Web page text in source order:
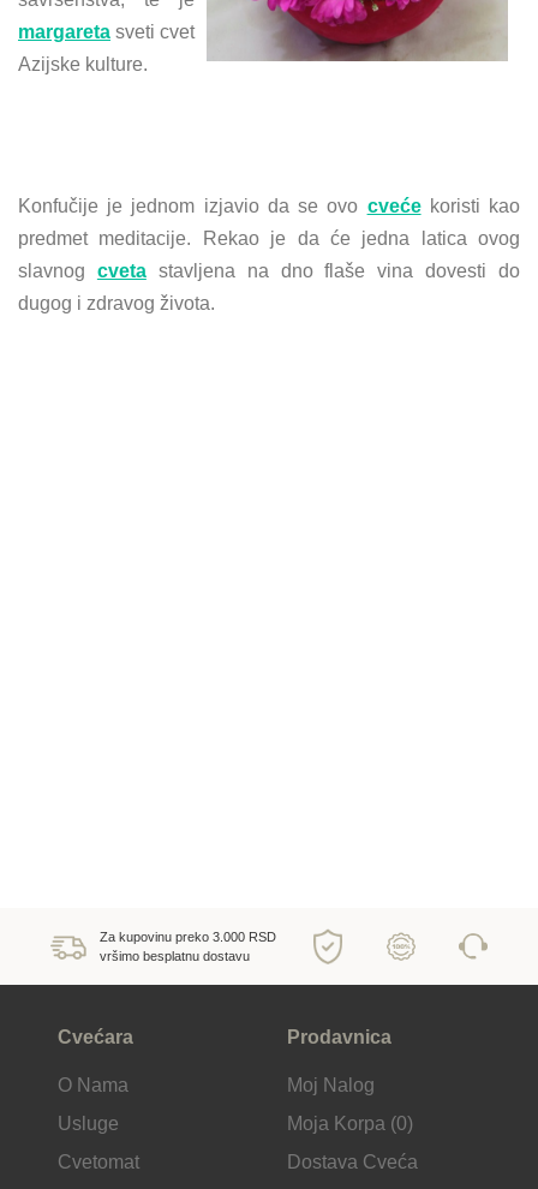
margareta sveti cvet
Azijske kulture.
Konfučije je jednom izjavio da se ovo cvećekoristi kao
predmet meditacije. Rekao je da će jedna latica ovog
slavnog cveta stavljena na dno flaše vina dovesti do
dugog i zdravog života.
Za kupovinu preko 3.000 RSD
vršimo besplatnu dostavu
Cvećara
O Nama
Usluge
Cvetomat
Prodavnica
Moj Nalog
Moja Korpa (0)
Dostava Cveća